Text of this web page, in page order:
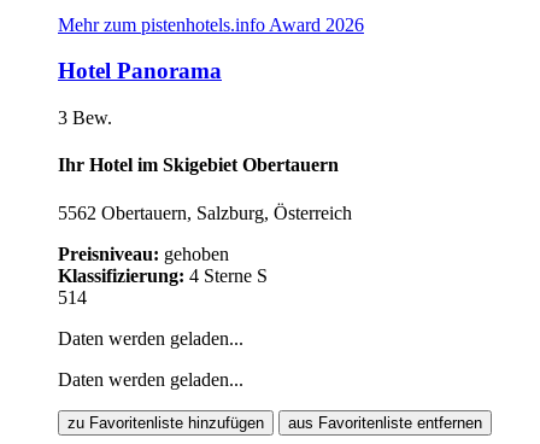
Mehr zum pistenhotels.info Award 2026
Hotel Panorama
3 Bew.
Ihr Hotel im Skigebiet Obertauern
5562 Obertauern, Salzburg, Österreich
Preisniveau: gehoben
Klassifizierung: 4 Sterne S
514
Daten werden geladen...
Daten werden geladen...
zu Favoritenliste hinzufügen aus Favoritenliste entfernen